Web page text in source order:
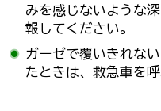
みを感じないような
報してください。
ガーゼで覆いきれな
たときは、救急車を